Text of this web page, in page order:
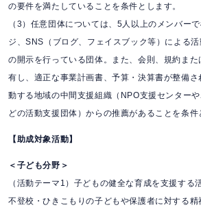
の要件を満たしていることを条件とします。
（3）任意団体については、5人以上のメンバー
ジ、SNS（ブログ、フェイスブック等）による
の開示を行っている団体。また、会則、規約ま
有し、適正な事業計画書、予算・決算書が整備
動する地域の中間支援組織（NPO支援センター
どの活動支援団体）からの推薦があることを条件
【助成対象活動】
＜子ども分野＞
（活動テーマ1）子どもの健全な育成を支援する
不登校・ひきこもりの子どもや保護者に対する精